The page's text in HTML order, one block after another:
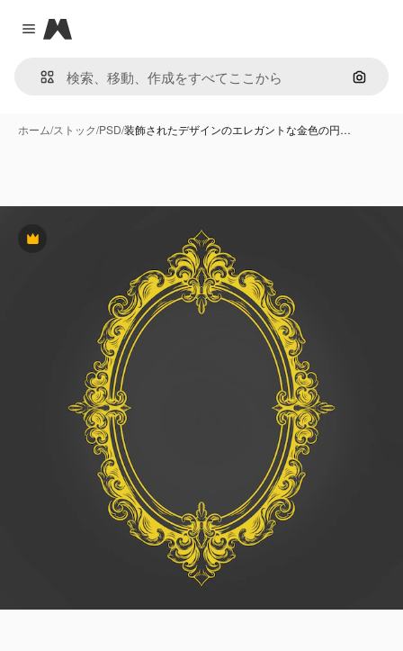
Close menu
Magnific
画像で
ホーム/ストック/PSD/装飾されたデザインのエレガントな金色の円…
Premium